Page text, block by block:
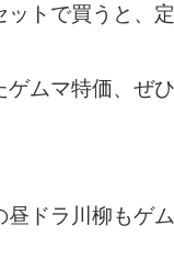
トで買うと、
ゲムマ特価、ぜ
昼ドラ川柳もゲ